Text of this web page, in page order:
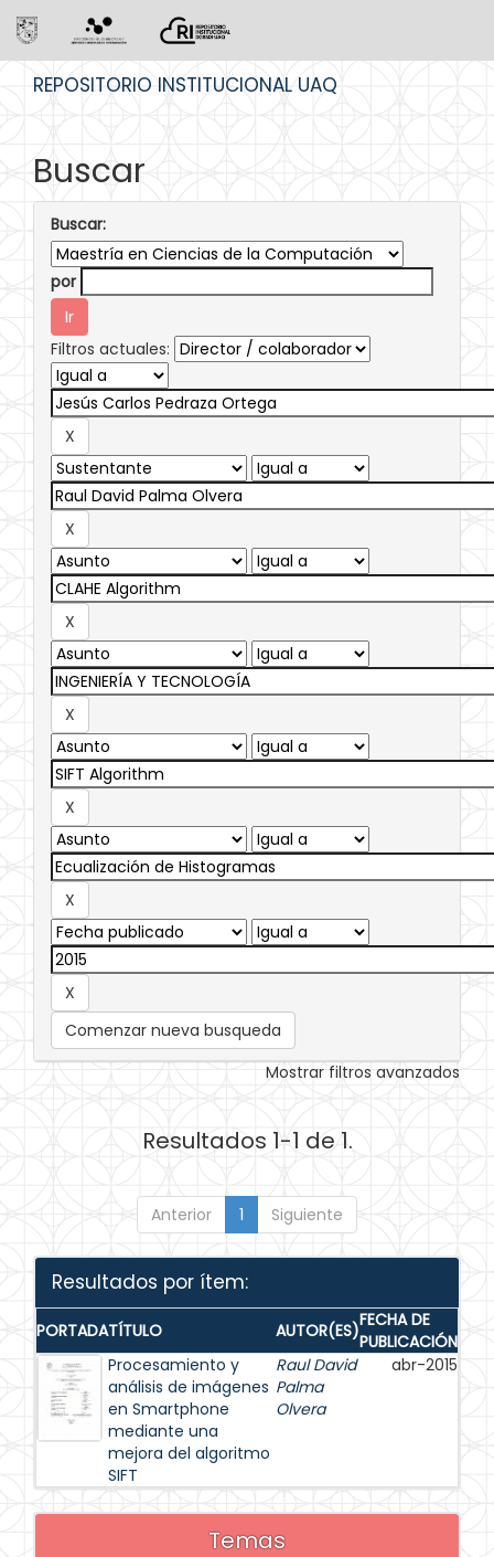
REPOSITORIO INSTITUCIONAL UAQ
Buscar
Buscar:
por
Filtros actuales:
Comenzar nueva busqueda
Mostrar filtros avanzados
Resultados 1-1 de 1.
Anterior 1 Siguiente
Resultados por ítem:
PORTADATÍTULO AUTOR(ES)FECHA DE
PUBLICACIÓN
Procesamiento y
análisis de imágenes
en Smartphone
mediante una
mejora del algoritmo
SIFT
Raul David
Palma
Olvera
abr-2015
Temas